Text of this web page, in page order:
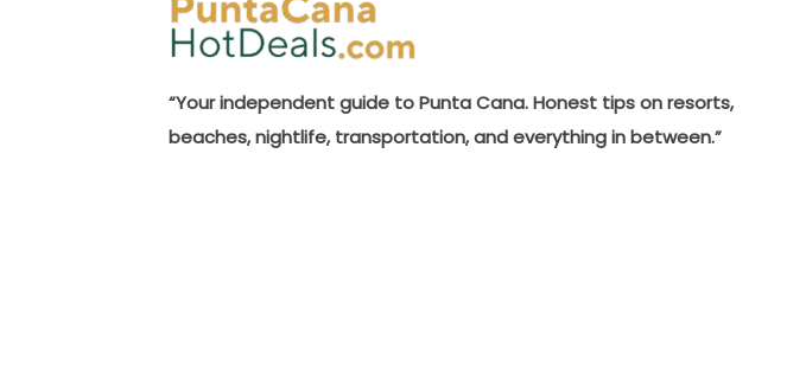
“Your independent guide to Punta Cana. Honest tips on resorts,
beaches, nightlife, transportation, and everything in between.”